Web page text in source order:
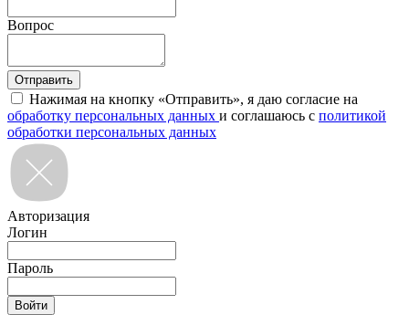
Вопрос
Нажимая на кнопку «Отправить», я даю согласие на
обработку персональных данных и соглашаюсь с политикой
обработки персональных данных
Авторизация
Логин
Пароль